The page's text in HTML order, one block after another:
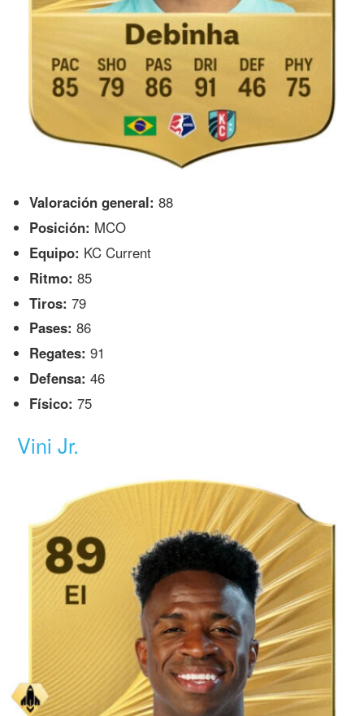
Valoración general: 88
Posición: MCO
Equipo: KC Current
Ritmo: 85
Tiros: 79
Pases: 86
Regates: 91
Defensa: 46
Físico: 75
Vini Jr.